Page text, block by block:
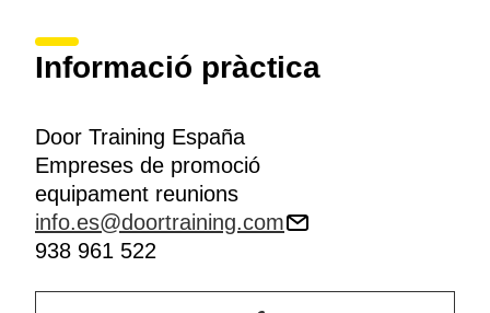
Informació pràctica
Door Training España
Empreses de promoció
equipament reunions
info.es@doortraining.com
938 961 522